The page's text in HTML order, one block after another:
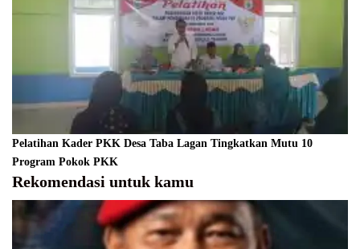
Pelatihan Kader PKK Desa Taba Lagan Tingkatkan Mutu 10
Program Pokok PKK
Rekomendasi untuk kamu